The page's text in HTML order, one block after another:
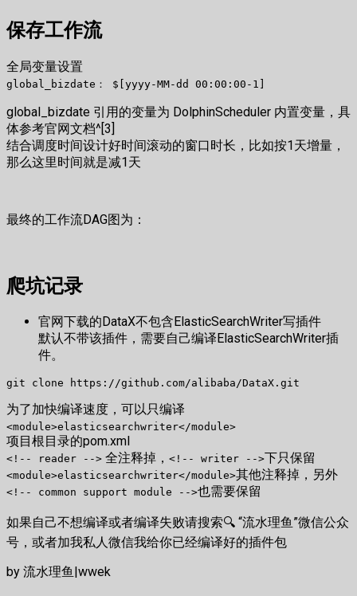
保存工作流
全局变量设置
global_bizdate： $[yyyy-MM-dd 00:00:00-1]
global_bizdate 引用的变量为 DolphinScheduler 内置变量，具
体参考官网文档^[3]
结合调度时间设计好时间滚动的窗口时长，比如按1天增量，
那么这里时间就是减1天
最终的工作流DAG图为：
爬坑记录
官网下载的DataX不包含ElasticSearchWriter写插件
默认不带该插件，需要自己编译ElasticSearchWriter插
件。
为了加快编译速度，可以只编译
<module>elasticsearchwriter</module>
项目根目录的pom.xml
<!-- reader --> 全注释掉， <!-- writer -->下只保留
<module>elasticsearchwriter</module>其他注释掉，另外
<!-- common support module -->也需要保留
如果自己不想编译或者编译失败请搜索🔍 “流水理鱼”微信公众
号，或者加我私人微信我给你已经编译好的插件包
by 流水理鱼|wwek